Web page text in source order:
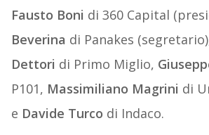
Fausto Boni di 360 Capital
Beverina di Panakes
Dettori di Primo Miglio,
P101, Massimiliano Magrini di
e Davide Turco di Indaco.